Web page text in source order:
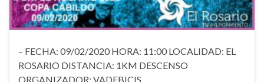
– FECHA: 09/02/2020 HORA: 11:00 LOCALIDAD: EL
ROSARIO DISTANCIA: 1KM DESCENSO
ORGANIZADOR: VADEBICIS